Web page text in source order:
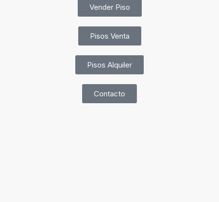
Vender Piso
Pisos Venta
Pisos Alquiler
Contacto